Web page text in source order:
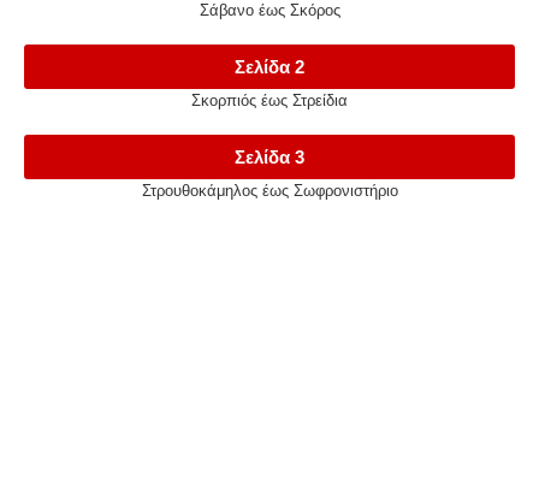
Σάβανο έως Σκόρος
Σελίδα 2
Σκορπιός έως Στρείδια
Σελίδα 3
Στρουθοκάμηλος έως Σωφρονιστήριο